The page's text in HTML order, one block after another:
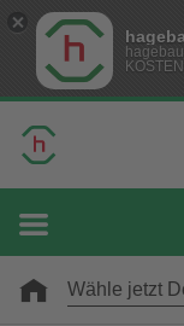
Wähle jetzt